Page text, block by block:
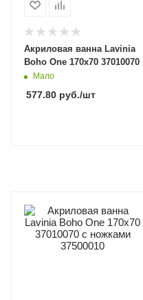
Акриловая ванна Lavinia
Boho One 170x70 37010070
Мало
577.80 руб./шт